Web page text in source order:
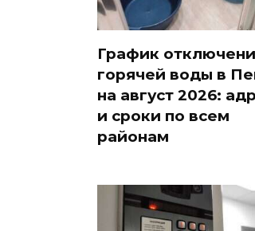
График
горячей воды в
на август 2026:
и сроки по всем
районам